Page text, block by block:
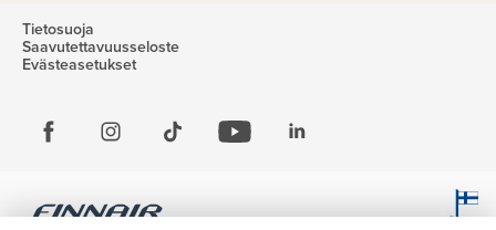
Tietosuoja
Saavutettavuusseloste
Evästeasetukset